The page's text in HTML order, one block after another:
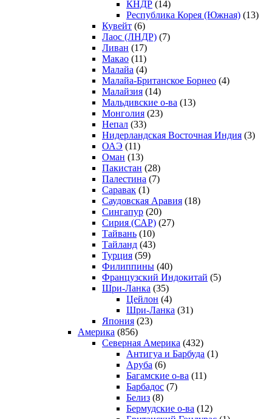
КНДР (14)
Республика Корея (Южная) (13)
Кувейт (6)
Лаос (ЛНДР) (7)
Ливан (17)
Макао (11)
Малайа (4)
Малайа-Британское Борнео (4)
Малайзия (14)
Мальдивские о-ва (13)
Монголия (23)
Непал (33)
Нидерландская Восточная Индия (3)
ОАЭ (11)
Оман (13)
Пакистан (28)
Палестина (7)
Саравак (1)
Саудовская Аравия (18)
Сингапур (20)
Сирия (САР) (27)
Тайвань (10)
Тайланд (43)
Турция (59)
Филиппины (40)
Французский Индокитай (5)
Шри-Ланка (35)
Цейлон (4)
Шри-Ланка (31)
Япония (23)
Америка (856)
Северная Америка (432)
Антигуа и Барбуда (1)
Аруба (6)
Багамские о-ва (11)
Барбадос (7)
Белиз (8)
Бермудские о-ва (12)